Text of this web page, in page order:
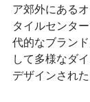
ア郊外にある
タイルセンタ
代的なブラン
して多様なダ
デザインされ